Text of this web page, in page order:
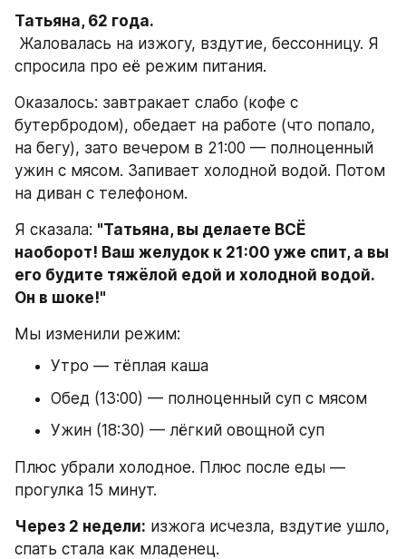
Татьяна, 62 года.
спросила про её режим питания.
Оказалось: завтракает слабо (кофе с
бутербродом), обедает на работе (что попало,
на бегу), зато вечером в 21:00 — полноценный
ужин с мясом. Запивает холодной водой. Потом
на диван с телефоном.
Я сказала: "Татьяна, вы делаете ВСЁ
наоборот! Ваш желудок к 21:00 уже спит, а вы
его будите тяжёлой едой и холодной водой.
Он в шоке!"
Мы изменили режим:
Утро — тёплая каша
Обед (13:00) — полноценный суп с мясом
Ужин (18:30) — лёгкий овощной суп
Плюс убрали холодное. Плюс после еды —
прогулка 15 минут.
Через 2 недели: изжога исчезла, вздутие ушло,
спать стала как младенец.